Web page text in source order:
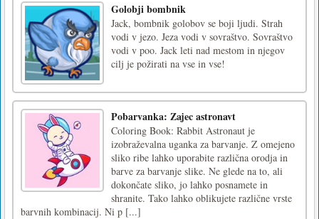
Golobji bombnik
Jack, bombnik golobov se boji ljudi. Strah
vodi v jezo. Jeza vodi v sovraštvo. Sovraštvo
vodi v poo. Jack leti nad mestom in njegov
cilj je požirati na vse in vse!
Pobarvanka: Zajec astronavt
Coloring Book: Rabbit Astronaut je
izobraževalna uganka za barvanje. Z omejeno
sliko ribe lahko uporabite različna orodja in
barve za barvanje slike. Ne glede na to, ali
dokončate sliko, jo lahko posnamete in
shranite. Tako lahko oblikujete različne vrste
barvnih kombinacij. Ni p [...]